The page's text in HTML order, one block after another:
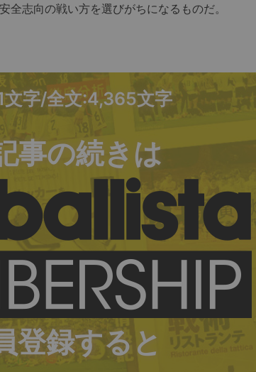
志向の戦い方を選びがちになるものだ。
文字/全文:4,365文字
事の続きは
登録すると